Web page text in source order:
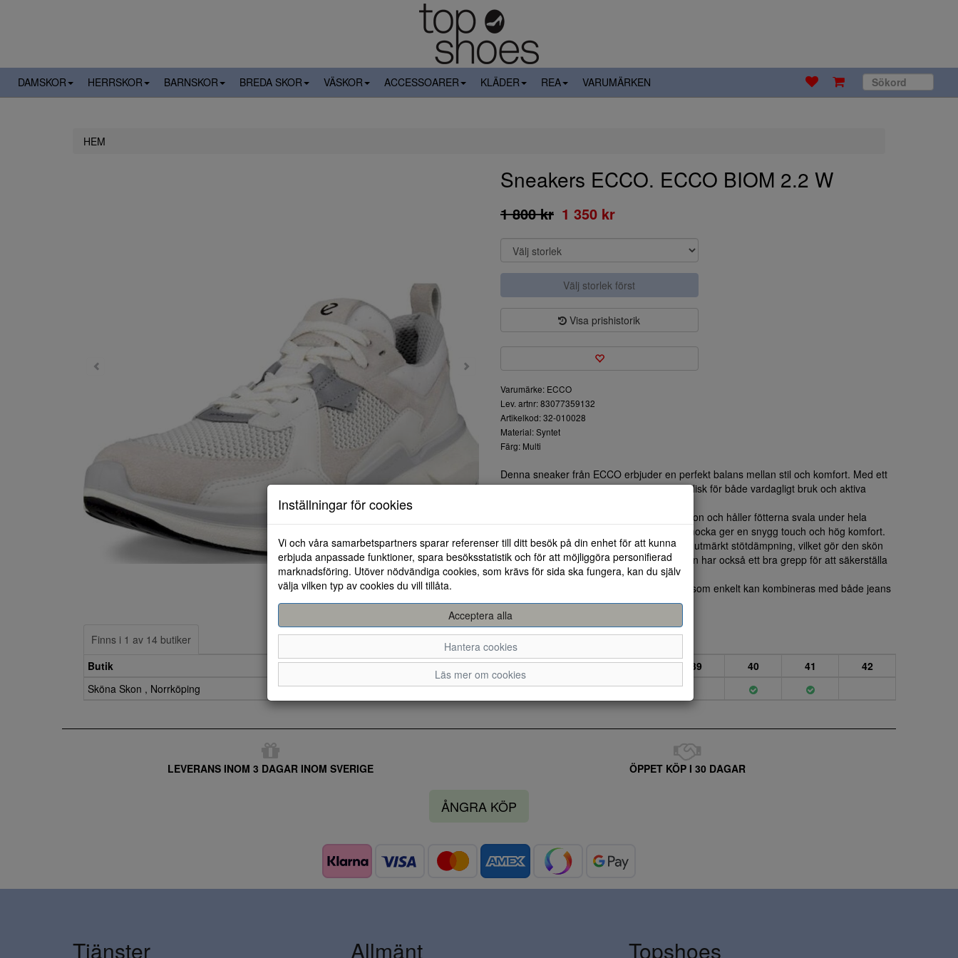
DAMSKOR HERRSKOR BARNSKOR BREDA SKOR VÄSKOR ACCESSOARER KLÄDER REA VARUMÄRKEN
HEM
Sneakers ECCO. ECCO BIOM 2.2 W
1 800 kr 1 350 kr
Välj storlek först
Visa prishistorik
Varumärke: ECCO
Lev. artnr: 83077359132
Artikelkod: 32-010028
Material: Syntet
Färg: Multi
Denna sneaker från ECCO erbjuder en perfekt balans mellan stil och komfort. Med ett
modernt och sportigt utseende är den idealisk för både vardagligt bruk och aktiva
Överdelens mesh-material ger bra ventilation och håller fötterna svala under hela
dagen. De mjuka och flexibla detaljerna i mocka ger en snygg touch och hög komfort.
Den dämpade sulan är designad för att ge utmärkt stötdämpning, vilket gör den skön
att gå och stå i under längre perioder. Sulan har också ett bra grepp för att säkerställa
stabilitet på olika underlag.
Sätt dig i fokus med denna stiliga sneaker som enkelt kan kombineras med både jeans
och sportkläder.
Finns i 1 av 14 butiker
Butik
35 36 37 38 39 40 41
42
Sköna Skon , Norrköping
LEVERANS INOM 3 DAGAR INOM SVERIGE ÖPPET KÖP I 30 DAGAR
ÅNGRA KÖP
Inställningar för cookies
Vi och våra samarbetspartners sparar referenser till ditt besök på din enhet för att kunna
erbjuda anpassade funktioner, spara besöksstatistik och för att möjliggöra personifierad
marknadsföring. Utöver nödvändiga cookies, som krävs för sida ska fungera, kan du själv
välja vilken typ av cookies du vill tillåta.
Acceptera alla
Hantera cookies
Läs mer om cookies
Tjänster Allmänt Topshoes